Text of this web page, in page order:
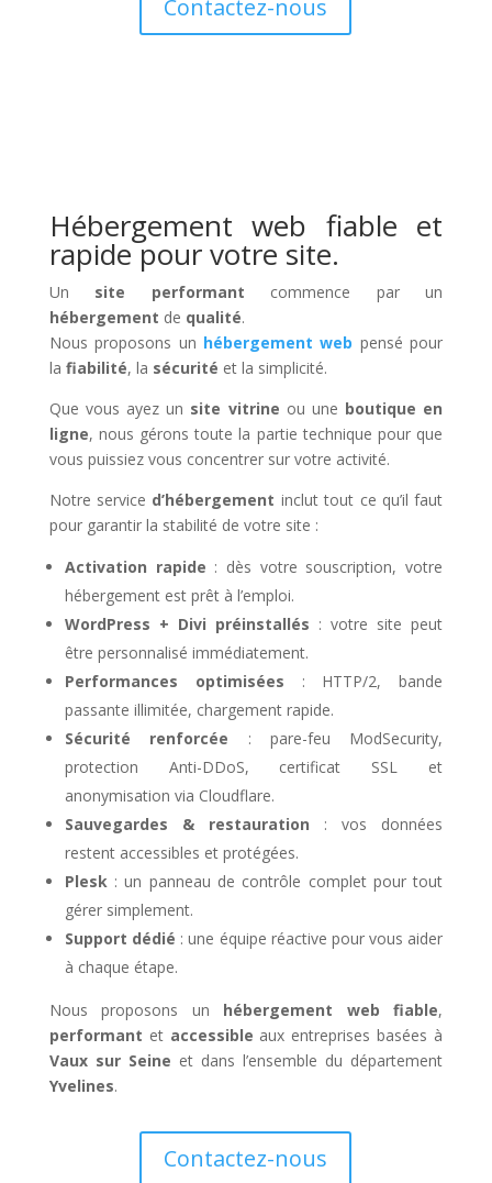
Contactez-nous
Hébergement web fiable et
rapide pour votre site.
Un site performant commence par un
hébergement de qualité.
Nous proposons un hébergement web pensé pour
la fiabilité, la sécurité et la simplicité.
Que vous ayez un site vitrine ou une boutique en
ligne, nous gérons toute la partie technique pour que
vous puissiez vous concentrer sur votre activité.
Notre service d’hébergement inclut tout ce qu’il faut
pour garantir la stabilité de votre site :
Activation rapide : dès votre souscription, votre
hébergement est prêt à l’emploi.
WordPress + Divi préinstallés : votre site peut
être personnalisé immédiatement.
Performances optimisées : HTTP/2, bande
passante illimitée, chargement rapide.
Sécurité renforcée : pare-feu ModSecurity,
protection Anti-DDoS, certificat SSL et
anonymisation via Cloudflare.
Sauvegardes & restauration : vos données
restent accessibles et protégées.
Plesk: un panneau de contrôle complet pour tout
gérer simplement.
Support dédié : une équipe réactive pour vous aider
à chaque étape.
Nous proposons un hébergement web fiable,
performant et accessible aux entreprises basées à
Vaux sur Seine et dans l’ensemble du département
Yvelines.
Contactez-nous